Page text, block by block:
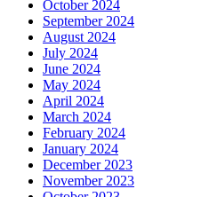
October 2024
September 2024
August 2024
July 2024
June 2024
May 2024
April 2024
March 2024
February 2024
January 2024
December 2023
November 2023